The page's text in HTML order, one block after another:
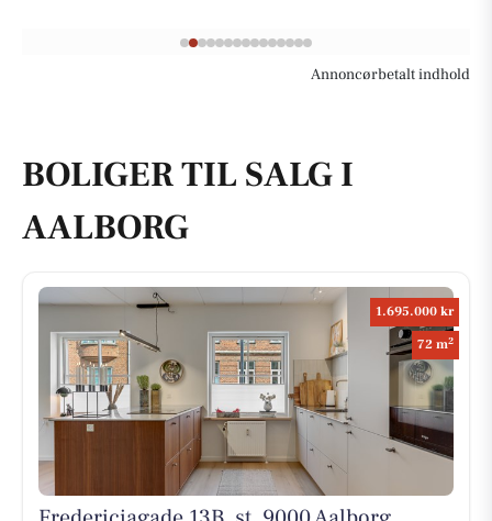
Annoncørbetalt indhold
BOLIGER TIL SALG I
AALBORG
1.695.000 kr
72 m2